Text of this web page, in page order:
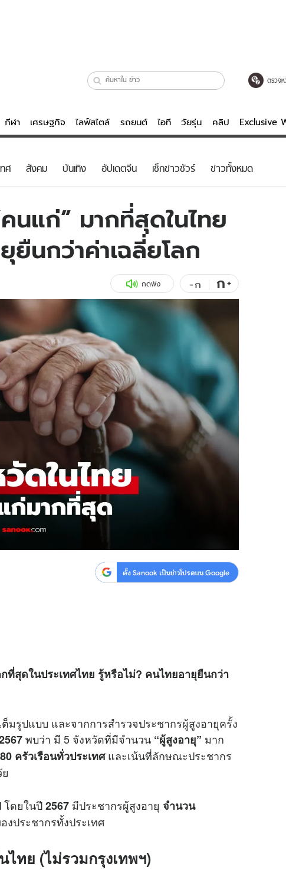
ตรวจห
กีฬา เศรษฐกิจ ไลฟ์สไตล์ รถยนต์ ไอที วัยรุ่น คลิป Exclusive
รวจหวย
ย
ไลฟ์สไตล์
วัยรุ่น
ไอที
รถยนต์
สุขภาพ
เที่ยว-กิน
Tasteful Thailand
Sanook Choice
บันเทิงครบร
ดูทีวี
WeTV
เชียลได้ที่
ศ สังคม บันเทิง อัปเดตจีน เช็กข่าวชัวร์ ข่าวทั้งหมด
แก่” มากที่สุดในไทย
ยืนกว่าค่าเฉลี่ยโลก
กดฟัง -ก ก+
ตั้ง Sanook เป็นข่าวโปรดบน Google
ที่สุดในประเทศไทย รู้หรือไม่? คนไทยอายุยืนกว่า
มรูปแบบ และจากการสำรวจประชากรผู้สูงอายุครั้ง
พบว่า มี 5 จังหวัดที่มีจำนวน “ผู้สูงอายุ” มาก
ครัวเรือนทั่วประเทศและเน้นที่ลักษณะประชากร
โดยในปี2567 มีประชากรผู้สูงอายุ จำนวน
งประชากรทั้งประเทศ
ทย (ไม่รวมกรุงเทพฯ)